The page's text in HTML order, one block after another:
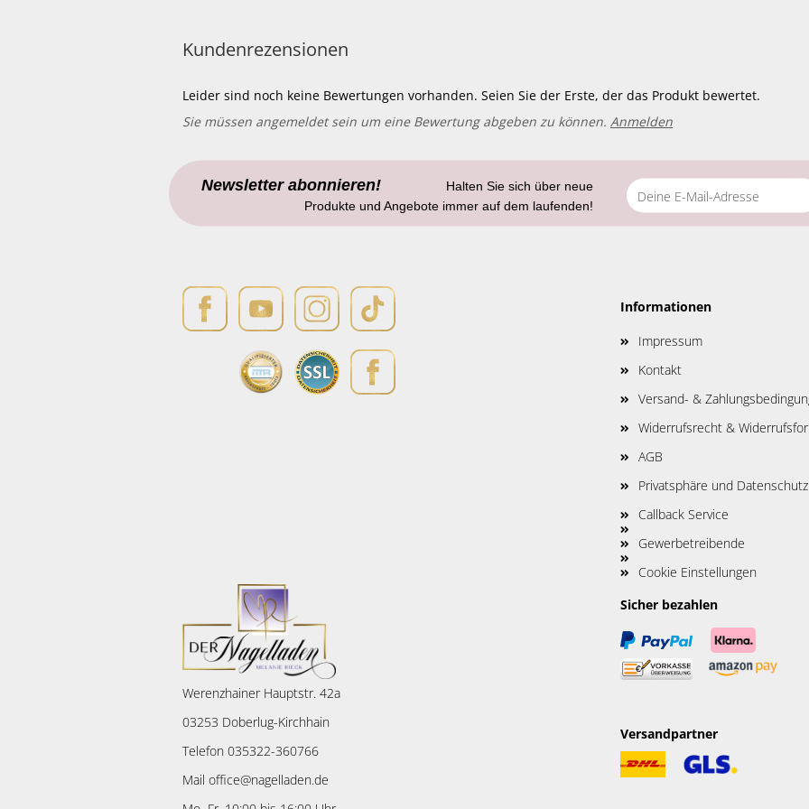
Kundenrezensionen
Leider sind noch keine Bewertungen vorhanden. Seien Sie der Erste, der das Produkt bewertet.
Sie müssen angemeldet sein um eine Bewertung abgeben zu können. Anmelden
Newsletter abonnieren!
Halten Sie sich über neue
Produkte und Angebote immer auf dem laufenden!
Informationen
Impressum
Kontakt
Versand- &
Widerrufsrecht &
AGB
Privatsphäre und Datenschutz
Callback Service
Gewerbetreibende
Cookie Einstellungen
Werenzhainer Hauptstr. 42a
03253 Doberlug-Kirchhain
Telefon 035322-360766
Mail office@nagelladen.de
Sicher bezahlen
Versandpartner